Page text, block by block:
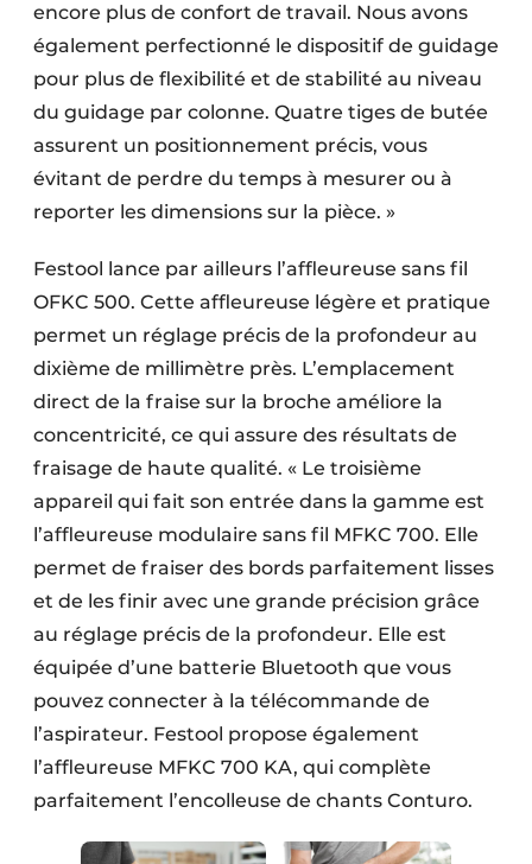
encore plus de confort de travail. Nous avons
également perfectionné le dispositif de guidage
pour plus de flexibilité et de stabilité au niveau
du guidage par colonne. Quatre tiges de butée
assurent un positionnement précis, vous
évitant de perdre du temps à mesurer ou à
reporter les dimensions sur la pièce. »
Festool lance par ailleurs l’affleureuse sans fil
OFKC 500. Cette affleureuse légère et pratique
permet un réglage précis de la profondeur au
dixième de millimètre près. L’emplacement
direct de la fraise sur la broche améliore la
concentricité, ce qui assure des résultats de
fraisage de haute qualité. « Le troisième
appareil qui fait son entrée dans la gamme est
l’affleureuse modulaire sans fil MFKC 700. Elle
permet de fraiser des bords parfaitement lisses
et de les finir avec une grande précision grâce
au réglage précis de la profondeur. Elle est
équipée d’une batterie Bluetooth que vous
pouvez connecter à la télécommande de
l’aspirateur. Festool propose également
l’affleureuse MFKC 700 KA, qui complète
parfaitement l’encolleuse de chants Conturo.